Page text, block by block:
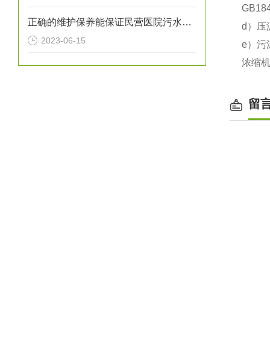
正确的维护保养能保证民营医院污水处理设备正常运转
2023-06-15
d）压
e）污
浓缩
留